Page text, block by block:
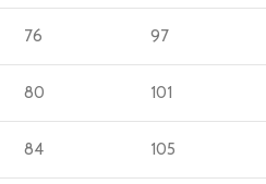
76 97
80 101
84 105